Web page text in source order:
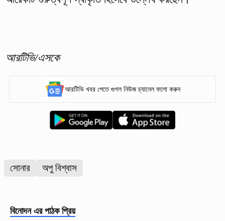
আরটিভি/এসকে
আরটিভি খবর পেতে গুগল নিউজ চ্যানেল ফলো করুন
সোনার অপু বিশ্বাস
বিনোদন এর পাঠক প্রিয়